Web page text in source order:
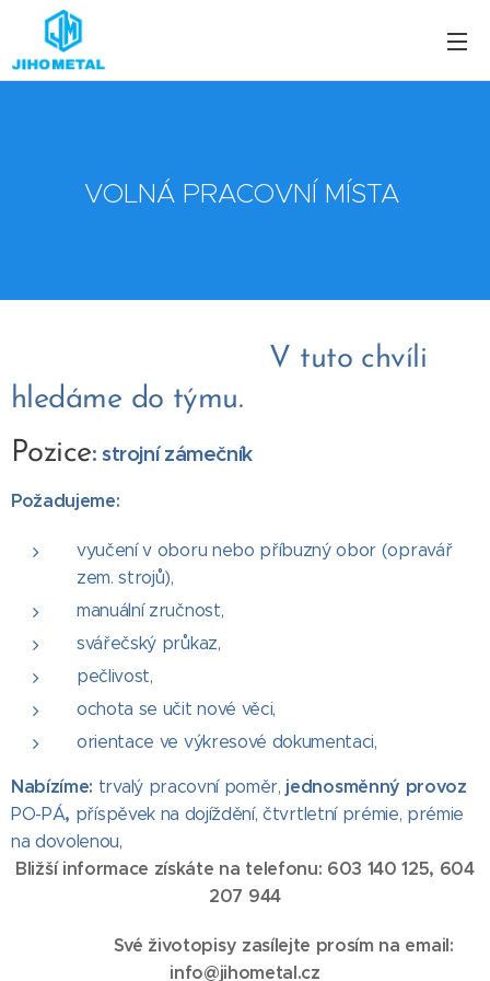
VOLNÁ PRACOVNÍ MÍSTA
V tuto chvíli
hledáme do týmu.
Pozice: strojní zámečník
Požadujeme:
vyučení v oboru nebo příbuzný obor (opravář
zem. strojů),
manuální zručnost,
svářečský průkaz,
pečlivost,
ochota se učit nové věci,
orientace ve výkresové dokumentaci,
Nabízíme: trvalý pracovní poměr, jednosměnný provoz
PO-PÁ, příspěvek na dojíždění, čtvrtletní prémie, prémie
na dovolenou,
Bližší informace získáte na telefonu: 603 140 125, 604
207 944
Své životopisy zasílejte prosím na email:
info@jihometal.cz